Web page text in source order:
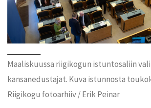
Maaliskuussa riigikogun istuntosaliin
kansanedustajat. Kuva istunnosta
Riigikogu fotoarhiiv / Erik Peinar